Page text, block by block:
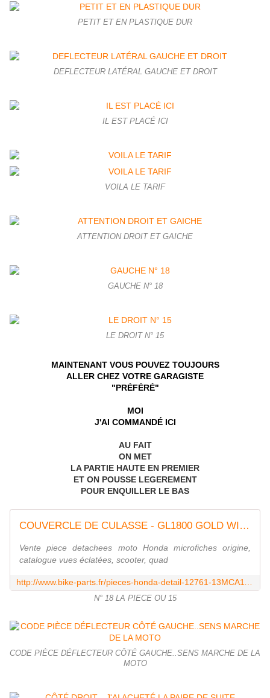
PETIT ET EN PLASTIQUE DUR
DEFLECTEUR LATÉRAL GAUCHE ET DROIT
IL EST PLACÉ ICI
VOILA LE TARIF
ATTENTION DROIT ET GAICHE
GAUCHE N° 18
LE DROIT N° 15
MAINTENANT VOUS POUVEZ TOUJOURS
ALLER CHEZ VOTRE GARAGISTE
"PRÉFÉRÉ"
MOI
J'AI COMMANDÉ ICI
AU FAIT
ON MET
LA PARTIE HAUTE EN PREMIER
ET ON POUSSE LEGEREMENT
POUR ENQUILLER LE BAS
COUVERCLE DE CULASSE - GL1800 GOLD WING COMFORT GL18007 2007 EUROPE - GL18007 - Honda moto, Pièces détachées d'origine, catalogue des microfiches, éclatées de vues
Vente piece detachees moto Honda microfiches origine,
catalogue vues éclatées, scooter, quad
N° 18 LA PIECE OU 15
CODE PIÈCE DÉFLECTEUR CÔTÉ GAUCHE..SENS MARCHE DE LA
MOTO